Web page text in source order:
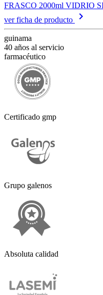
FRASCO 2000ml VIDRIO
ver ficha de producto
keyboard_arrow_right
guinama
40 años al servicio
farmacéutico
Certificado gmp
Grupo galenos
Absoluta calidad